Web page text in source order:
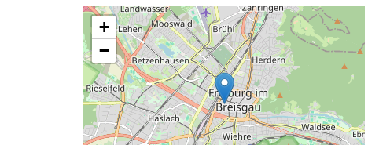
Koordinaten
+
−